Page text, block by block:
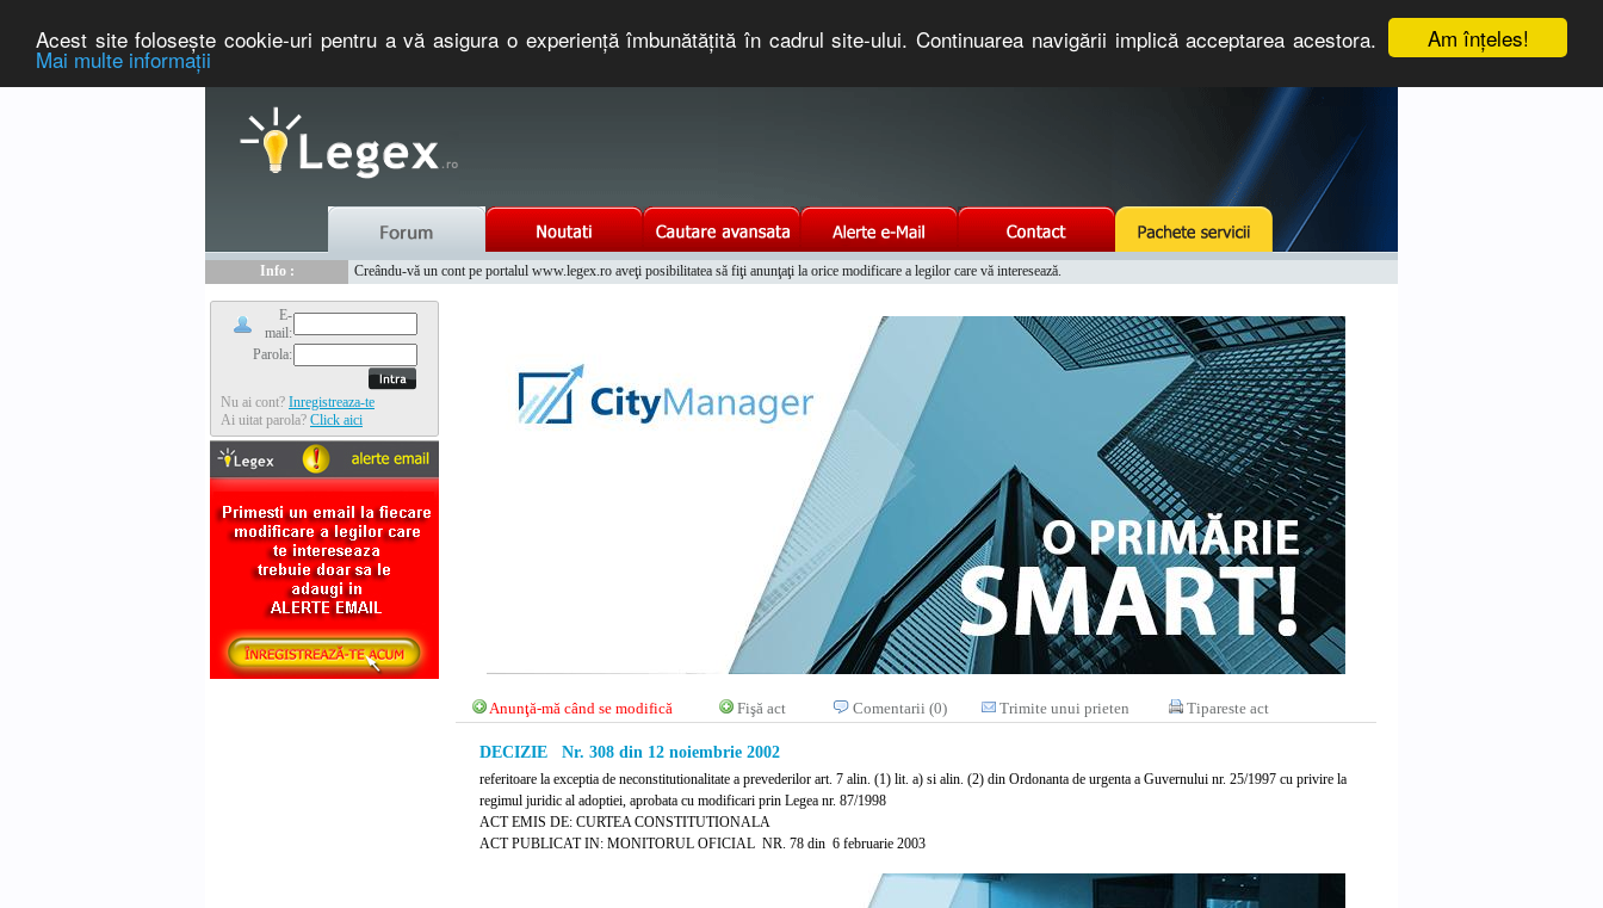
Am înţeles!
Acest site foloseşte cookie-uri pentru a vă asigura o experienţă îmbunătăţită în cadrul site-ului. Continuarea navigării implică acceptarea acestora.
Mai multe informaţii
Info :
Creându-vă un cont pe portalul www.legex.ro aveţi posibilitatea să fiţi anunţaţi la orice modificare a legilor care vă interesează.
E-
mail:
Parola:
Nu ai cont? Inregistreaza-te
Ai uitat parola? Click aici
Anunţă-mă când se modifică Fişă act Comentarii (0) Trimite unui prieten Tipareste act
DECIZIE Nr. 308 din 12 noiembrie 2002
referitoare la exceptia de neconstitutionalitate a prevederilor art. 7 alin. (1) lit. a) si alin. (2) din Ordonanta de urgenta a Guvernului nr. 25/1997 cu privire la
regimul juridic al adoptiei, aprobata cu modificari prin Legea nr. 87/1998
ACT EMIS DE: CURTEA CONSTITUTIONALA
ACT PUBLICAT IN: MONITORUL OFICIAL NR. 78 din 6 februarie 2003